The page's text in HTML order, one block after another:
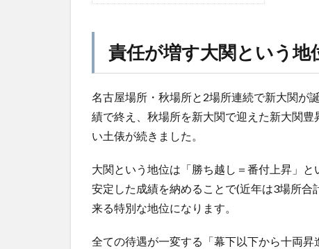
責任が増す大関という地
名古屋場所・秋場所と2場所連続で新大関が
績で終え、秋場所を新大関で迎えた新大関
い土俵が続きました。
大関という地位は「勝ち越し＝番付上昇」と
安定した成績を納めることで(近年は3場所
来る特別な地位になります。
全ての待遇が一変する「幕下以下から十両